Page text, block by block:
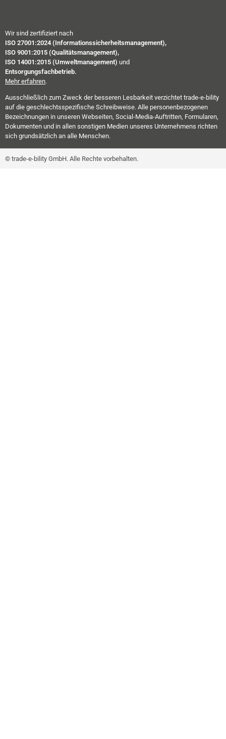
Wir sind zertifiziert nach
ISO 27001:2024 (Informationssicherheitsmanagement),
ISO 9001:2015 (Qualitätsmanagement),
ISO 14001:2015 (Umweltmanagement) und
Entsorgungsfachbetrieb.
Mehr erfahren.
Ausschließlich zum Zweck der besseren Lesbarkeit verzichtet trade-e-bility
auf die geschlechtsspezifische Schreibweise. Alle personenbezogenen
Bezeichnungen in unseren Webseiten, Social-Media-Auftritten, Formularen,
Dokumenten und in allen sonstigen Medien unseres Unternehmens richten
sich grundsätzlich an alle Menschen.
© trade-e-bility GmbH. Alle Rechte vorbehalten.